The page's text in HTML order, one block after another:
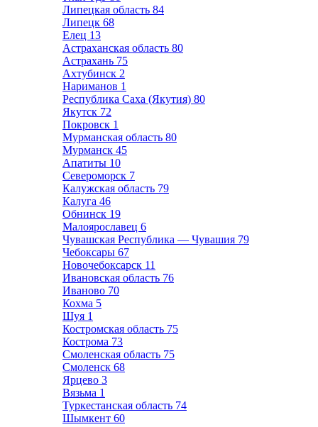
Липецкая область 84
Липецк 68
Елец 13
Астраханская область 80
Астрахань 75
Ахтубинск 2
Нариманов 1
Республика Саха (Якутия) 80
Якутск 72
Покровск 1
Мурманская область 80
Мурманск 45
Апатиты 10
Североморск 7
Калужская область 79
Калуга 46
Обнинск 19
Малоярославец 6
Чувашская Республика — Чувашия 79
Чебоксары 67
Новочебоксарск 11
Ивановская область 76
Иваново 70
Кохма 5
Шуя 1
Костромская область 75
Кострома 73
Смоленская область 75
Смоленск 68
Ярцево 3
Вязьма 1
Туркестанская область 74
Шымкент 60